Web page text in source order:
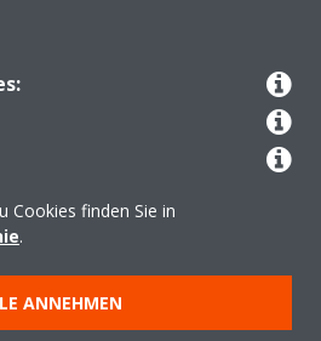
the Virtual
Cookies finden Sie in
.
ANNEHMEN